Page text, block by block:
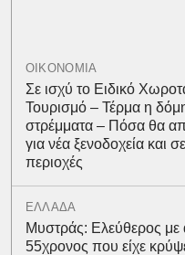
ΟΙΚΟΝΟΜΙΑ
Σε ισχύ το Ειδικό
Τουρισμό – Τέρμα η
στρέμματα – Πόσα θα
για νέα ξενοδοχεία και
περιοχές
ΕΛΛΑΔΑ
Μυστράς: Ελεύθερος με
55χρονος που είχε